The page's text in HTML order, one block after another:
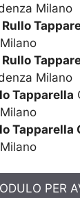
Milano
Milano
Tapparella
Tapparella
PER